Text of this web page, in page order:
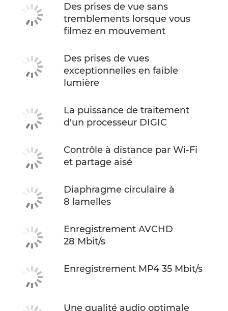
Des prises de vue sans
tremblements lorsque vous
filmez en mouvement
Des prises de vues
exceptionnelles en faible
lumière
La puissance de traitement
d'un processeur DIGIC
Contrôle à distance par Wi-Fi
et partage aisé
Diaphragme circulaire à
8 lamelles
Enregistrement AVCHD
28 Mbit/s
Enregistrement MP4 35 Mbit/s
Une qualité audio optimale